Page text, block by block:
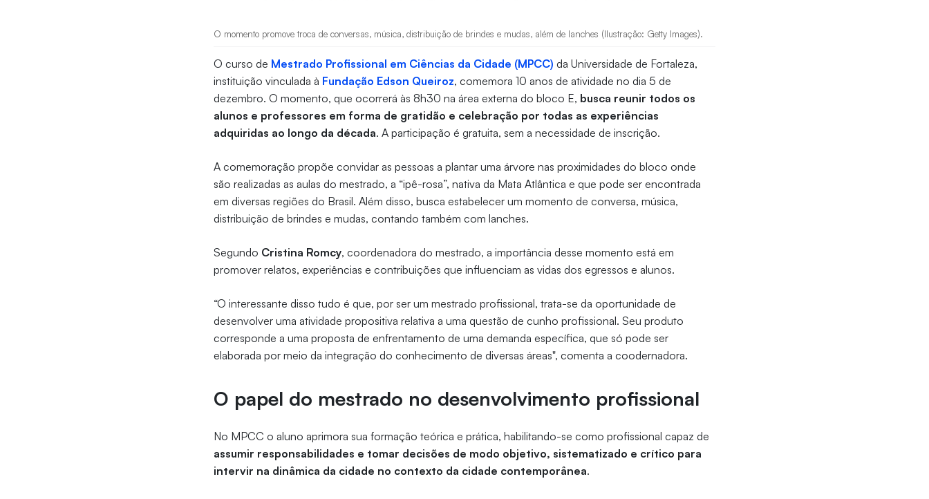
O momento promove troca de conversas, música, distribuição de brindes e mudas, além de lanches (Ilustração: Getty Images).
O curso de Mestrado Profissional em Ciências da Cidade (MPCC) da Universidade de Fortaleza,
instituição vinculada à Fundação Edson Queiroz, comemora 10 anos de atividade no dia 5 de
dezembro. O momento, que ocorrerá às 8h30 na área externa do bloco E, busca reunir todos os
alunos e professores em forma de gratidão e celebração por todas as experiências
adquiridas ao longo da década. A participação é gratuita, sem a necessidade de inscrição.
A comemoração propõe convidar as pessoas a plantar uma árvore nas proximidades do bloco onde
são realizadas as aulas do mestrado, a “ipê-rosa”, nativa da Mata Atlântica e que pode ser encontrada
em diversas regiões do Brasil. Além disso, busca estabelecer um momento de conversa, música,
distribuição de brindes e mudas, contando também com lanches.
Segundo Cristina Romcy, coordenadora do mestrado, a importância desse momento está em
promover relatos, experiências e contribuições que influenciam as vidas dos egressos e alunos.
“O interessante disso tudo é que, por ser um mestrado profissional, trata-se da oportunidade de
desenvolver uma atividade propositiva relativa a uma questão de cunho profissional. Seu produto
corresponde a uma proposta de enfrentamento de uma demanda específica, que só pode ser
elaborada por meio da integração do conhecimento de diversas áreas", comenta a coodernadora.
O papel do mestrado no desenvolvimento profissional
No MPCC o aluno aprimora sua formação teórica e prática, habilitando-se como profissional capaz de
assumir responsabilidades e tomar decisões de modo objetivo, sistematizado e crítico para
intervir na dinâmica da cidade no contexto da cidade contemporânea.